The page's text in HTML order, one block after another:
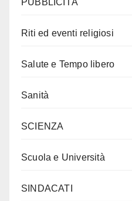
Riti ed eventi religiosi
Salute e Tempo libero
Sanità
SCIENZA
Scuola e Università
SINDACATI